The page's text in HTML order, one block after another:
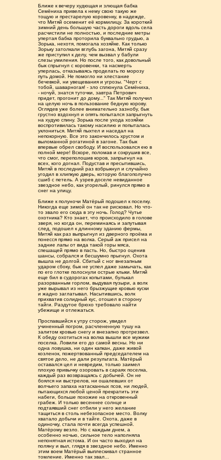
Ближе к вечеру худющая и злющая бабка
Семёниха привела к нему свою такую же
тощую и престарелую коровенку, в надежде,
что Митяй осеменит её кормилицу. За короткий
зимний день большую часть дороги вдоль села
расчистили не полностью, и последние метры
упертая бабка проторила буквально грудью, а
Зорька, нехотя, помогала хозяйке. Как только
Зорьку затолкали вглубь загона, Митяй сразу
же приступил к делу, чем вызвал у бабули
слезы умиления. Но после того, как довольный
бык спрыгнул с коровенки, та насмерть
уперлась, отказываясь проделать по морозу
путь домой. Не помогло ни хлестание
бечевкой, ни увещевания и угрозы. "Черт с
тобой, шаварногая! - зло сплюнула Семёниха,
- ночуй, знатся туточки, завтра Петрович
придет, прогонит до дому..." Так Митяй получил
на целую ночь в пользование бедную корову.
Оглядев уже более внимательно зазнобу, бык
грустно вздохнул и опять попытался запрыгнуть
на худую спину. Зорька после ухода хозяйки
воспротивилась такому насилию и попыталась
уклониться. Митяй пыхтел и наседал на
непокорную. Все это закончилось хрустом и
выломанной рогатиной в загоне. Так бык
впервые обрел свободу. И воспользовался ею в
полной мере! Вскоре, поломав и сокрушив все,
что смог, переполошив коров, запрыгнул на
всех, кого догнал. Подустав и пресытившись,
Митяй в последний раз взбрыкнул и случайно
угодил в хлипкую дверь, которую благополучно
сшиб с петель. А узрев доселе невиданное
звездное небо, как угорелый, ринулся прямо в
снег на улицу.
Ближе к полуночи Матёрый подошел к поселку.
Никогда еще зимой он так не рисковал. Но что-
то звало его сюда в эту ночь. Голод? Чутье
охотника? Кто знает, что происходило в голове
зверя, но когда он, переминаясь и запутывая
след, подошел к длинному зданию фермы,
Митяй как раз выпрыгнул из дверного проёма и
понесся прямо на волка. Серый аж присел на
задние лапы от вида такой горы мяса,
спешащей прямо в пасть. Но, быстро оценив
шансы, собрался и бесшумно прыгнул. Охота
вышла не долгой. Сбитый с ног внезапным
ударом сбоку, бык не успел даже замычать, как
по его глотке полоснули острые клыки. Митяй
еще бил в судорогах копытами, булькал
разорванным горлом, выдувая пузыри, а волк
уже вырывал из него брызжущие кровью куски
и жадно заглатывал. Насытившись, волк
прихватив солидный кус, отошел в сторону
тайги. Раздутое брюхо требовало найти
убежище и отлежаться.
Проспавшийся к утру сторож, увидел
учиненный погром, расчлененную тушу на
залитом кровью снегу и внезапно протрезвел.
К обеду охотиться на волка вышли все мужики
поселка. Ловили его до самой весны. Но ни
одна ловушка, ни один капкан, даже живой
козленок, пожертвованный председателем на
святое дело, не дали результата. Матёрый
оставался цел и невредим, только заимел
плохую привычку озоровать в сараях поселка,
каждый раз возвращаясь с добычей. Он не
боялся ни выстрелов, ни ошалевших от
волчьего запаха натасканных псов, ни людей,
пытающихся любой ценой прекратить эти
набеги, больше похожие на откровенный
грабеж. И только весеннее солнце и
подтаявший снег отбили у него желание
тащиться в столь небезопасное место. Волку
хватало добычи и в тайге. Охота, даже в
одиночку, стала почти всегда успешной.
Матёрому везло. Но с каждым днем, а
особенно ночью, сильное тело наполняла
непонятная истома. И он часто выходил на
поляну и выл, глядя в звездное небо. Именно
этим воем Матёрый выплескивал странное
томление. Именно так звал...